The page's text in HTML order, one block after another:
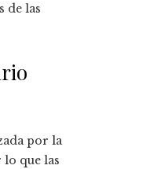
de las
por la
que las